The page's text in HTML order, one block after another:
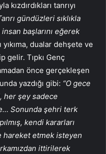
kızdırdıkları tanrıyı
gündüzleri sıklıkla
başlarını eğerek
yıkıma, dualar dehşete ve
gelir. Tıpkı Genç
önce gerçekleşen
yazdığı gibi: “O gece
her şey sadece
Sonunda şehri terk
kendi kararları
hareket etmek isteyen
ittirilerek